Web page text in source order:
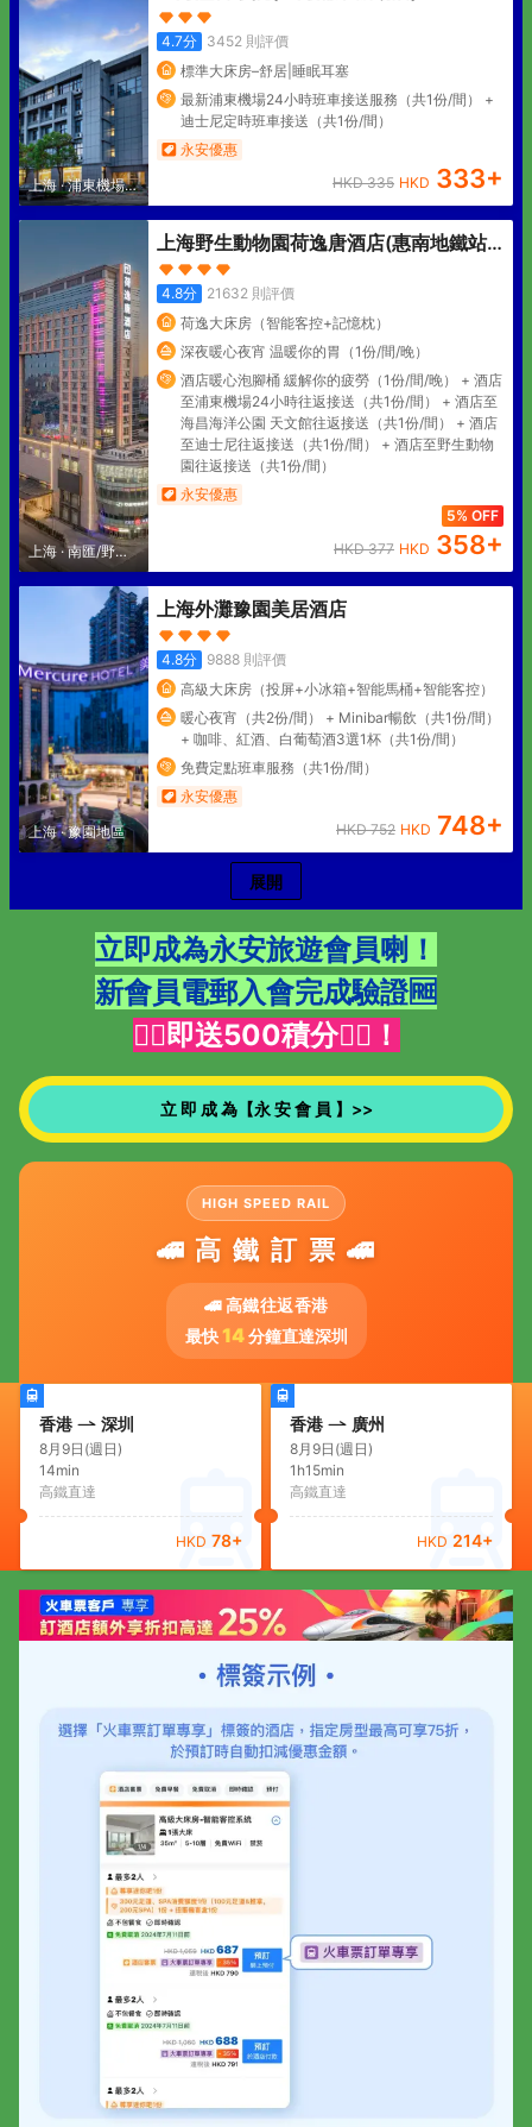
上海·浦東機場核
心區
4.7分 3452則評價
標準大床房–舒居|睡眠耳塞
最新浦東機場24小時班車接送服務（共1份/間） +
迪士尼定時班車接送（共1份/間）
永安優惠
HKD335 HKD 333+
上海 ·南匯/野生
動物園
上海野生動物園荷逸唐酒店(惠南地鐵站
店)
4.8分 21632則評價
荷逸大床房（智能客控+記憶枕）
深夜暖心夜宵 温暖你的胃（1份/間/晚）
酒店暖心泡腳桶 緩解你的疲勞（1份/間/晚） + 酒店
至浦東機場24小時往返接送（共1份/間） + 酒店至
海昌海洋公園 天文館往返接送（共1份/間） + 酒店
至迪士尼往返接送（共1份/間） + 酒店至野生動物
園往返接送（共1份/間）
永安優惠
5% OFF
HKD377 HKD 358+
上海·豫園地區
上海外灘豫園美居酒店
4.8分 9888則評價
高級大床房（投屏+小冰箱+智能馬桶+智能客控）
暖心夜宵（共2份/間） + Minibar暢飲（共1份/間）
+ 咖啡、紅酒、白葡萄酒3選1杯（共1份/間）
免費定點班車服務（共1份/間）
永安優惠
HKD752 HKD 748+
展開
立即成為永安旅遊會員喇！
新會員電郵入會完成驗證🆓
👇🏻即送500積分👇🏻！
立 即 成 為【永 安 會 員 】>>
HIGH SPEED RAIL
🚄 高 鐵 訂 票 🚄
🚄 高鐵往返香港
最快 14分鐘直達深圳
香港 深圳
8月9日(週日)
14min
高鐵直達
HKD 78+
香港 廣州
8月9日(週日)
1h15min
高鐵直達
HKD 214+